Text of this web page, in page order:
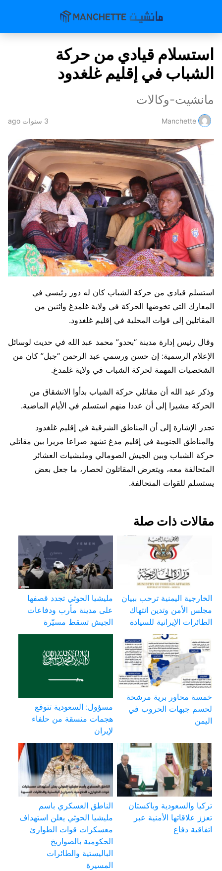
استسلام قيادي من حركة
الشباب في إقليم غلغدود
مانشيت-وكالات
Manchette 3 سنوات ago
استسلم قيادي من حركة الشباب كان له دور رئيسي في
المعارك التي تخوضها الحركة في ولاية غلمدغ واثنين من
المقاتلين إلى قوات المحلية في إقليم غلغدود.
وقال رئيس إدارة مدينة “بحدو” محمد عبد الله في حديث لوسائل
الإعلام الرسمية: إن حسن ورسمي عبد الرحمن “جبل” كان من
الشخصيات المهمة لحركة الشباب في ولاية غلمدغ.
وذكر عبد الله أن مقاتلي حركة الشباب بدأوا الانشقاق من
الحركة مشيرا إلى أن عددا منهم استسلم في الأيام الماضية.
تجدر الإشارة إلى أن المناطق الشرقية في إقليم غلغدود
والمناطق الجنوبية في إقليم مدغ تشهد صراعا مريرا بين مقاتلي
حركة الشباب وبين الجيش الصومالي ومليشيات العشائر
المتحالفة معه، ويتعرض المقاتلون لحصار، ما جعل بعض
يستسلم للقوات المتحالفة.
مقالات ذات صلة
الخارجية اليمنية ترحب ببيان
مجلس الأمن وتدين انتهاك
الطائرات الإيرانية للسيادة
مليشيا الحوثي تجدد قصفها
على مدينة مأرب ودفاعات
الجيش تسقط مسيّرة
خمسة محاور برية مرشحة
لحسم جبهات الحروب في
اليمن
مسؤول: السعودية تتوقع
هجمات منسقة من حلفاء
لإيران
تركيا والسعودية وباكستان
تعزز علاقاتها الأمنية عبر
اتفاقية دفاع
الناطق العسكري باسم
مليشيا الحوثي يعلن استهداف
معسكرات قوات الطوارئ
الحكومية بالصواريخ
الباليستية والطائرات
المسيرة